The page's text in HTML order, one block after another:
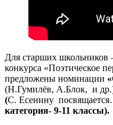
Для старших школьников
конкурса «Поэтическое
предложены номинации
(Н.Гумилёв, А.Блок, и
(С. Есенину
категория- 9-11 классы).